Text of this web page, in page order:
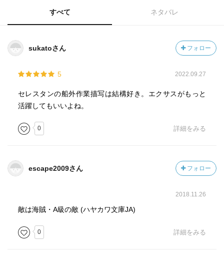
すべて ネタバレ
sukatoさん フォロー
5 2022.09.27
セレスタンの船外作業描写は結構好き。エクサスがもっと
活躍してもいいよね。
0 詳細をみる
escape2009さん フォロー
2018.11.26
敵は海賊・A級の敵 (ハヤカワ文庫JA)
0 詳細をみる